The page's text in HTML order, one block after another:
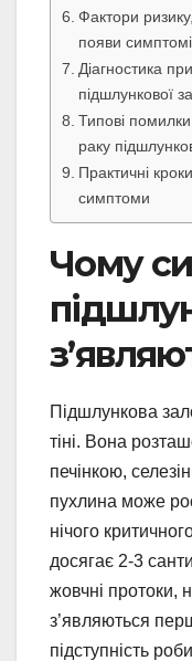
Фактори
появи
Діагностика
підшлункової
Типові помилки
раку
Практичні
симптоми
Чому
Підшлункова
тіні. Вона
печінкою,
пухлина може
нічого
досягає 2-3
жовчні протоки,
з’являються
підступність